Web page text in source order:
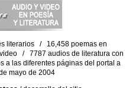
literarios / 16,458 poemas en
/ 7787 audios de literatura con
a las diferentes páginas del portal a
mayo de 2004